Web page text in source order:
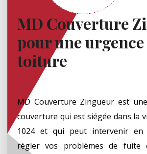
MD Couverture
pour une
toiture
MD Couverture Zingueur est
couverture qui est siégée dans la
1024 et qui peut intervenir en
régler vos problèmes de fuite